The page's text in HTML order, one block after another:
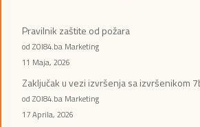
Pravilnik zaštite od požara
od ZOI84.ba Marketing
11 Maja, 2026
Zaključak u vezi izvršenja sa izvršenikom
od ZOI84.ba Marketing
17 Aprila, 2026